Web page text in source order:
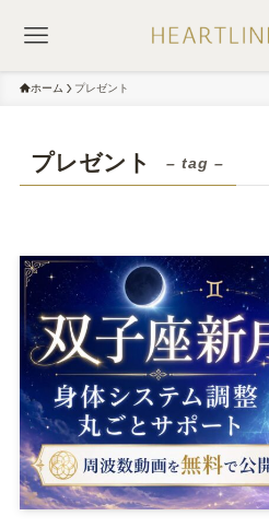
ホーム プレゼント
プレゼント – tag –